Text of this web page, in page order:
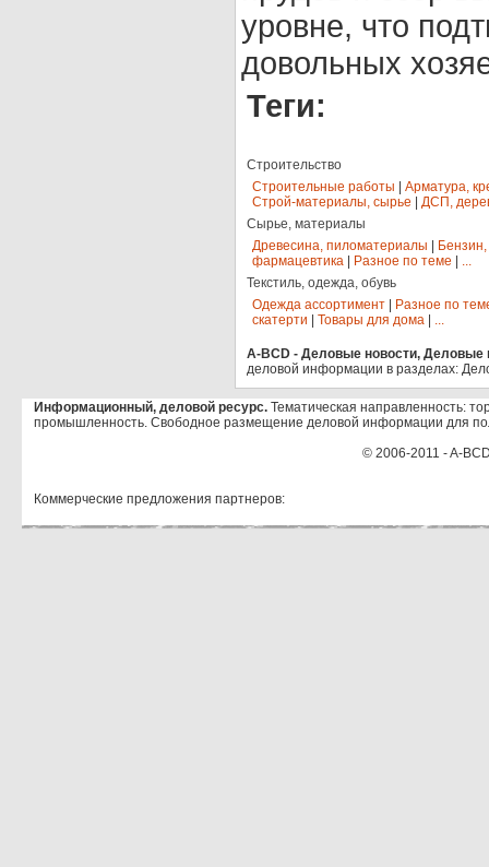
уровне, что
довольных
Теги:
Строительство
Строительные работы
Арматура,
Строй-материалы, сырье
ДСП,
Сырье, материалы
Древесина, пиломатериалы
фармацевтика
Разное по теме
...
Текстиль, одежда, обувь
Одежда ассортимент
Разное по
скатерти
Товары для дома ...
A-BCD - Деловые новости, Деловые
деловой информации в разделах:
Информационный, деловой ресурс. Тематическая направленность:
промышленность. Свободное размещение деловой информации для
© 2006-2011 - A-
Коммерческие предложения партнеров: